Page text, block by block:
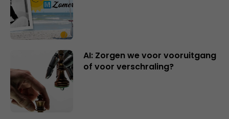
AI: Zorgen we voor vooruitgang
of voor verschraling?